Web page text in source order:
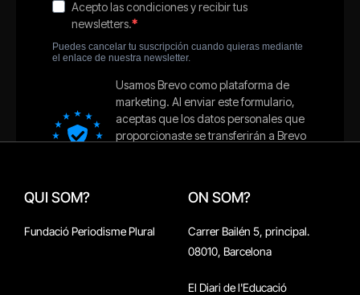
QUI SOM?
Fundació Periodisme Plural
ON SOM?
Carrer Bailén 5, principal.
08010, Barcelona
El Diari de l'Educació